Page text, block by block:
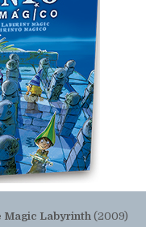
Magic Labyrinth(2009)